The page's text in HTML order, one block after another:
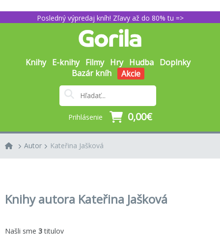
Posledný výpredaj kníh! Zľavy až do 80% tu =>
Knihy E-knihy Filmy Hry Hudba Doplnky
Bazár kníh
Akcie
Prihlásenie 0,00€
Autor Kateřina Jašková
Knihy autora Kateřina Jašková
Našli sme 3titulov